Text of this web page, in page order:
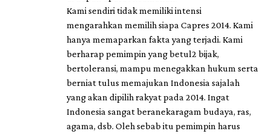
Kami sendiri tidak memiliki intensi
mengarahkan memilih siapa Capres 2014. Kami
hanya memaparkan fakta yang terjadi. Kami
berharap pemimpin yang betul2 bijak,
bertoleransi, mampu menegakkan hukum serta
berniat tulus memajukan Indonesia sajalah
yang akan dipilih rakyat pada 2014. Ingat
Indonesia sangat beranekaragam budaya, ras,
agama, dsb. Oleh sebab itu pemimpin harus